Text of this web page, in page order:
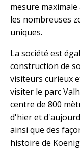
mesure
les nombreuses
uniques.
La société est
construction de
visiteurs curieux
visiter le parc
centre de 800
d'hier et
ainsi que des
histoire de